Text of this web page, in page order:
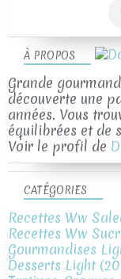
À PROPOS
Grande
découverte une
années. Vous
équilibrées et de
Voir le profil de
CATÉGORIES
Recettes Ww
Recettes Ww
Gourmandises
Desserts Light